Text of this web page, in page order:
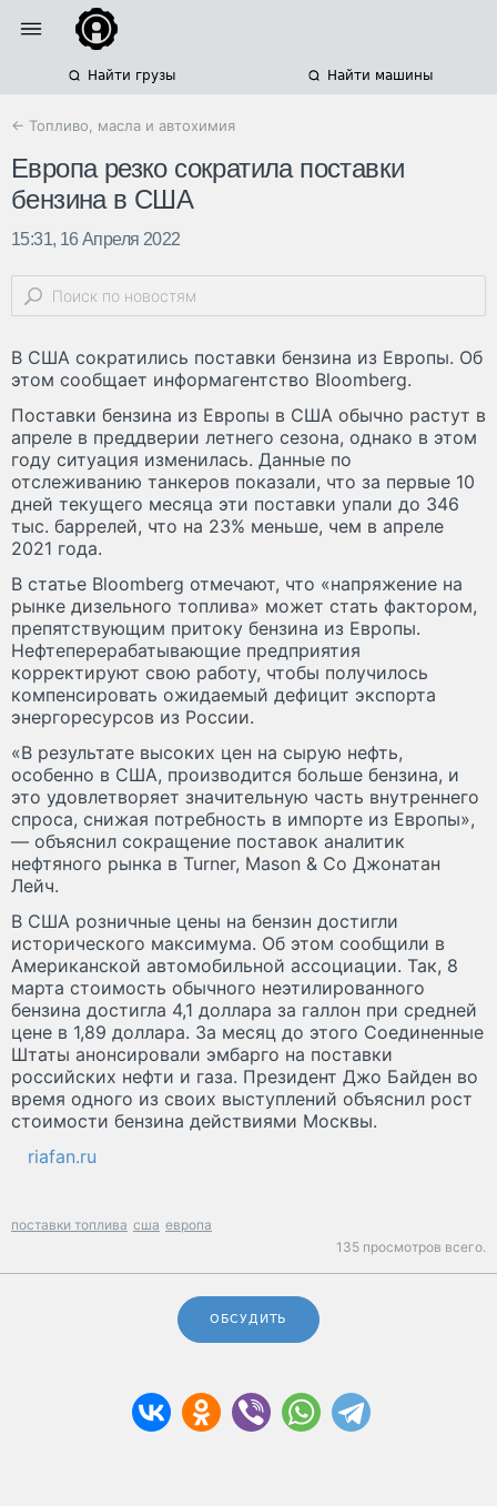
Найти грузы Найти машины
← Топливо, масла и автохимия
Европа резко сократила поставки
бензина в США
15:31, 16 Апреля 2022
В CША сократились поставки бензина из Европы. Об
этом сообщает информагентство Bloomberg.
Поставки бензина из Европы в США обычно растут в
апреле в преддверии летнего сезона, однако в этом
году ситуация изменилась. Данные по
отслеживанию танкеров показали, что за первые 10
дней текущего месяца эти поставки упали до 346
тыс. баррелей, что на 23% меньше, чем в апреле
2021 года.
В статье Bloomberg отмечают, что «напряжение на
рынке дизельного топлива» может стать фактором,
препятствующим притоку бензина из Европы.
Нефтеперерабатывающие предприятия
корректируют свою работу, чтобы получилось
компенсировать ожидаемый дефицит экспорта
энергоресурсов из России.
«В результате высоких цен на сырую нефть,
особенно в США, производится больше бензина, и
это удовлетворяет значительную часть внутреннего
спроса, снижая потребность в импорте из Европы»,
— объяснил сокращение поставок аналитик
нефтяного рынка в Turner, Mason & Co Джонатан
Лейч.
В США розничные цены на бензин достигли
исторического максимума. Об этом сообщили в
Американской автомобильной ассоциации. Так, 8
марта стоимость обычного неэтилированного
бензина достигла 4,1 доллара за галлон при средней
цене в 1,89 доллара. За месяц до этого Соединенные
Штаты анонсировали эмбарго на поставки
российских нефти и газа. Президент Джо Байден во
время одного из своих выступлений объяснил рост
стоимости бензина действиями Москвы.
riafan.ru
поставки топлива сша европа
135 просмотров всего.
ОБСУДИТЬ